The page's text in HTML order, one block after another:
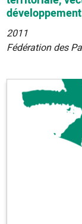
2011
Fédération des